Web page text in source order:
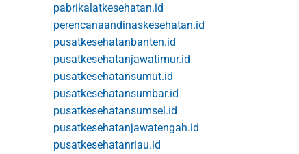
pabrikalatkesehatan.id
perencanaandinaskesehatan.id
pusatkesehatanbanten.id
pusatkesehatanjawatimur.id
pusatkesehatansumut.id
pusatkesehatansumbar.id
pusatkesehatansumsel.id
pusatkesehatanjawatengah.id
pusatkesehatanriau.id